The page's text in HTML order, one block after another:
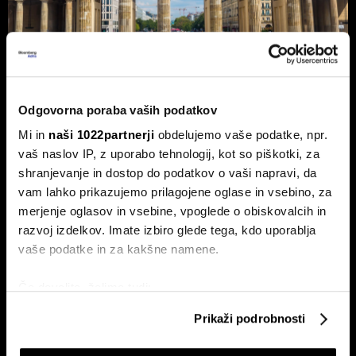
Odgovorna poraba vaših podatkov
Mi in naši 1022partnerji obdelujemo vaše podatke, npr.
vaš naslov IP, z uporabo tehnologij, kot so piškotki, za
shranjevanje in dostop do podatkov o vaši napravi, da
vam lahko prikazujemo prilagojene oglase in vsebino, za
merjenje oglasov in vsebine, vpoglede o obiskovalcih in
razvoj izdelkov. Imate izbiro glede tega, kdo uporablja
vaše podatke in za kakšne namene.
Identificirati napravo z aktivnim preverjanjem
Prikaži podrobnosti
Nemčija voli: Zgodovinsko zmago
AfD in potop Merza lahko prepreči le
'slovenski scenarij'
Septembra v Saški-Anhalt, Berlinu in Mecklenburg-
Predpomorjanski deželne volitve, ki bodo podale oceno
Merzeve vlade.